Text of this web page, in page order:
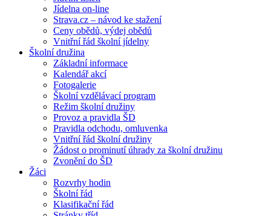
Jídelna on-line
Strava.cz – návod ke stažení
Ceny obědů, výdej obědů
Vnitřní řád školní jídelny
Školní družina
Základní informace
Kalendář akcí
Fotogalerie
Školní vzdělávací program
Režim školní družiny
Provoz a pravidla ŠD
Pravidla odchodu, omluvenka
Vnitřní řád školní družiny
Žádost o prominutí úhrady za školní družinu
Zvonění do ŠD
Žáci
Rozvrhy hodin
Školní řád
Klasifikační řád